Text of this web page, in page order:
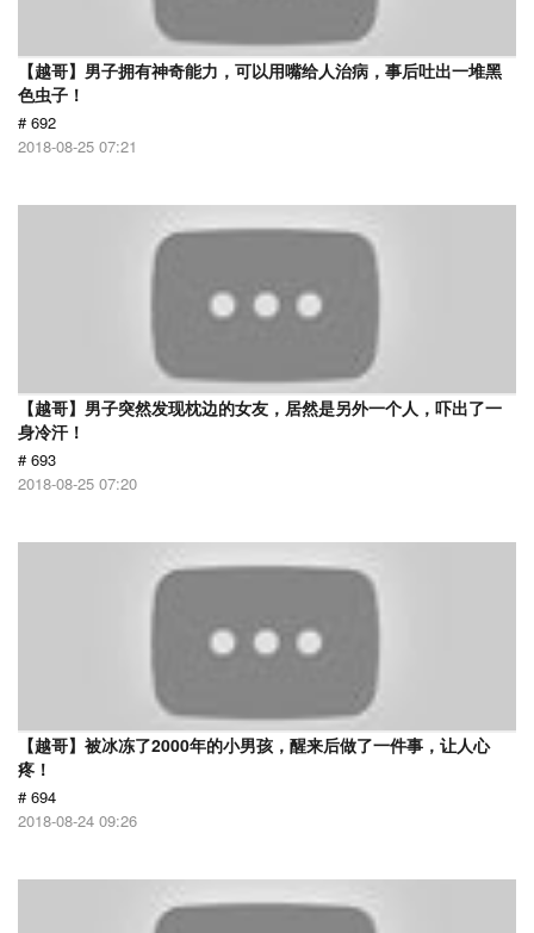
【越哥】男子拥有神奇能力，可以用嘴给人治病，事后吐出一堆黑
色虫子！
# 692
2018-08-25 07:21
【越哥】男子突然发现枕边的女友，居然是另外一个人，吓出了一
身冷汗！
# 693
2018-08-25 07:20
【越哥】被冰冻了2000年的小男孩，醒来后做了一件事，让人心
疼！
# 694
2018-08-24 09:26